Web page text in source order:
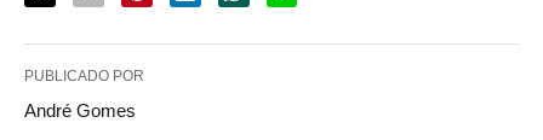
PUBLICADO POR
André Gomes